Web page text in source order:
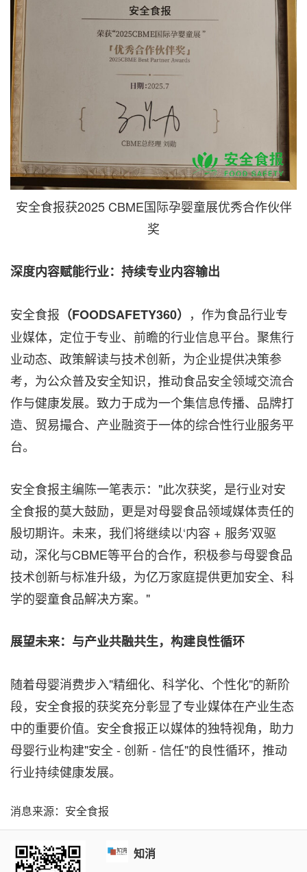
安全食报获2025 CBME国际孕婴童展优秀合作伙伴
奖
深度内容赋能行业：持续专业内容输出
安全食报 （FOODSAFETY360） ，作为食品行业专
业媒体，定位于专业、前瞻的行业信息平台。聚焦行
业动态、政策解读与技术创新，为企业提供决策参
考，为公众普及安全知识，推动食品安全领域交流合
作与健康发展。致力于成为一个集信息传播、品牌打
造、贸易撮合、产业融资于一体的综合性行业服务平
台。
安全食报主编陈一笔表示："此次获奖，是行业对安
全食报的莫大鼓励，更是对母婴食品领域媒体责任的
殷切期许。未来，我们将继续以‘内容 + 服务'双驱
动，深化与CBME等平台的合作，积极参与母婴食品
技术创新与标准升级，为亿万家庭提供更加安全、科
学的婴童食品解决方案。"
展望未来：与产业共融共生，构建良性循环
随着母婴消费步入"精细化、科学化、个性化"的新阶
段，安全食报的获奖充分彰显了专业媒体在产业生态
中的重要价值。安全食报正以媒体的独特视角，助力
母婴行业构建"安全 - 创新 - 信任"的良性循环，推动
行业持续健康发展。
消息来源：安全食报
知消